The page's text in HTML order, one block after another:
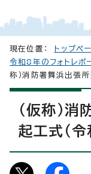
現在位置： トップペ
令和8年のフォトレポ
称）消防署舞浜出張
（仮称）
起工式（